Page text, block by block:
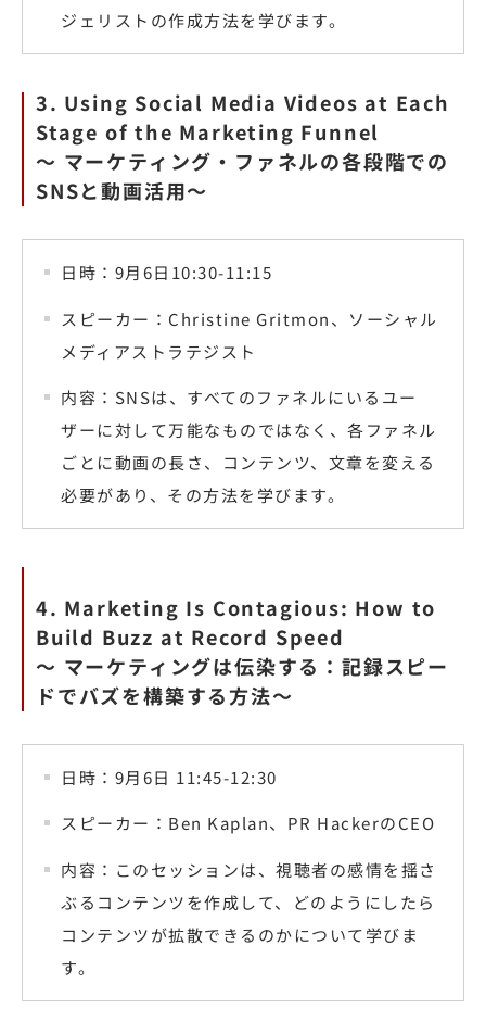
ジェリストの作成方法を学びます。
3. Using Social Media Videos at Each
Stage of the Marketing Funnel
〜 マーケティング・ファネルの各段階での
SNSと動画活用〜
日時：9月6日10:30-11:15
スピーカー：Christine Gritmon、ソーシャル
メディアストラテジスト
内容：SNSは、すべてのファネルにいるユー
ザーに対して万能なものではなく、各ファネル
ごとに動画の長さ、コンテンツ、文章を変える
必要があり、その方法を学びます。
4. Marketing Is Contagious: How to
Build Buzz at Record Speed
〜 マーケティングは伝染する：記録スピー
ドでバズを構築する方法〜
日時：9月6日 11:45-12:30
スピーカー：Ben Kaplan、PR HackerのCEO
内容：このセッションは、視聴者の感情を揺さ
ぶるコンテンツを作成して、どのようにしたら
コンテンツが拡散できるのかについて学びま
す。